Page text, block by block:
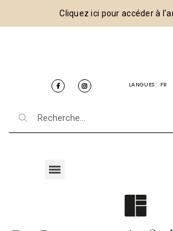
Cliquez ici pour accéder à
LANGUES : FR